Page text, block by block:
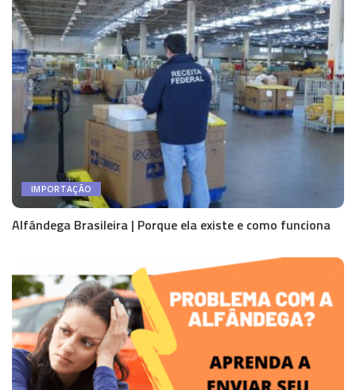
IMPORTAÇÃO
Alfândega Brasileira | Porque ela existe e como funciona